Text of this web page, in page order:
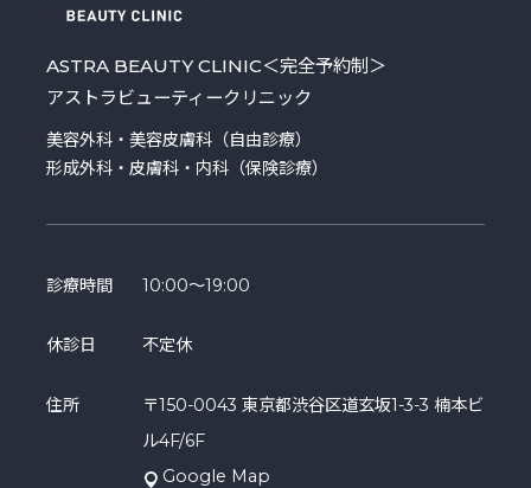
ASTRA BEAUTY CLINIC＜完全予約制＞
アストラビューティークリニック
美容外科・美容皮膚科（自由診療）
形成外科・皮膚科・内科（保険診療）
診療時間 10:00～19:00
休診日 不定休
住所
〒150-0043 東京都渋谷区道玄坂1-3-3 楠本ビ
ル4F/6F
Google Map